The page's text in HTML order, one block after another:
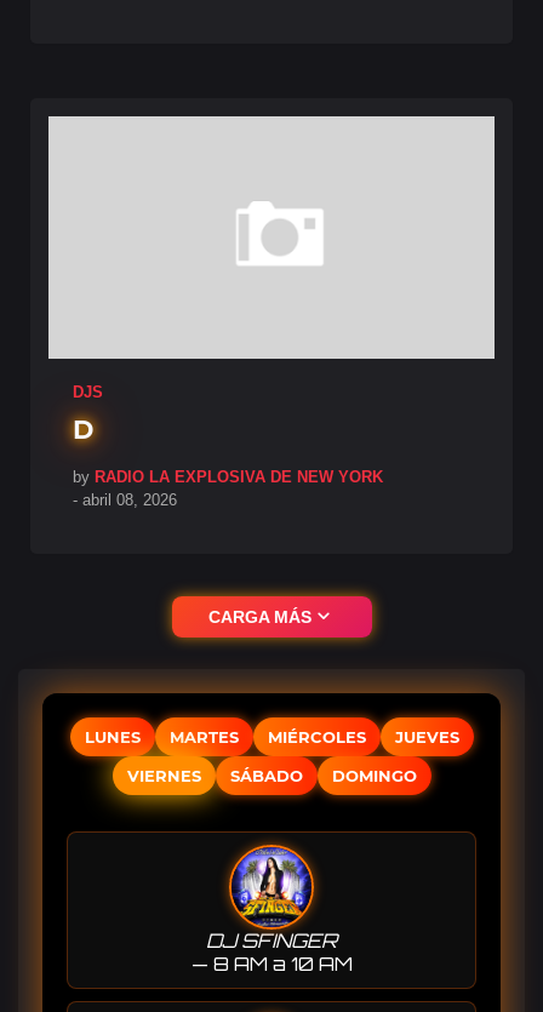
DJS
D
by RADIO LA EXPLOSIVA DE NEW YORK
- abril 08, 2026
CARGA MÁS
LUNES MARTES MIÉRCOLES
JUEVES
VIERNES
SÁBADO DOMINGO
DJ SFINGER
— 8 AM a 10 AM